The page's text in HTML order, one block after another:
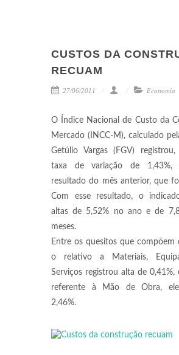
CUSTOS DA
RECUAM
27/06/2011 Economia
O Índice Nacional de Custo da
Mercado (INCC-M), calculado
Getúlio Vargas (FGV)
taxa de variação de 1,43%,
resultado do mês anterior, que
Com esse resultado, o
altas de 5,52% no ano e de
meses.
Entre os quesitos que compõem
o relativo a Materiais,
Serviços registrou alta de 0,41%,
referente à Mão de Obra,
2,46%.